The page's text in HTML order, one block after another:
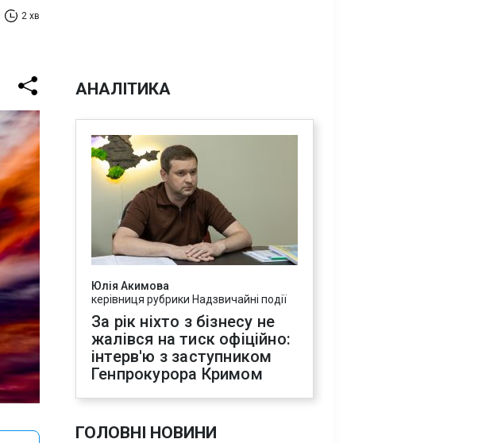
2 хв
АНАЛІТИКА
Юлія Акимова
керівниця рубрики Надзвичайні події
За рік ніхто з бізнесу не
жалівся на тиск офіційно:
інтерв'ю з заступником
Генпрокурора Кримом
ГОЛОВНІ НОВИНИ